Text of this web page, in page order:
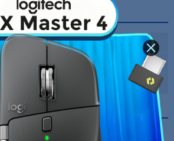
Diamètre 100 cm
0,3 cm
textile, caoutchouc